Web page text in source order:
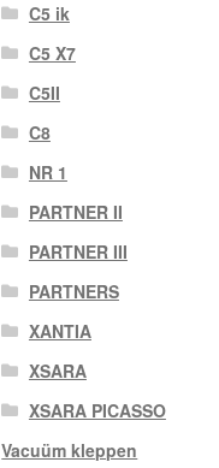
C5 ik
C5 X7
C5II
C8
NR 1
PARTNER II
PARTNER III
PARTNERS
XANTIA
XSARA
XSARA PICASSO
Vacuüm kleppen